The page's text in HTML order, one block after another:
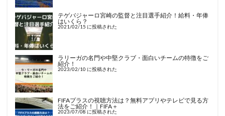
テゲバジャーロ宮崎の監督と注目選手紹介！給料・年俸
はいくら？
2021/02/15 に投稿された
ラリーガの名門や中堅クラブ・面白いチームの特徴をご
紹介！
2023/02/10 に投稿された
FIFAプラスの視聴方法は？無料アプリやテレビで見る方
法をご紹介！｜FIFA＋
2023/07/08 に投稿された